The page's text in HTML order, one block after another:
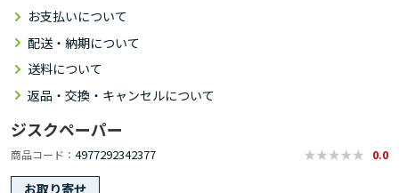
お支払いについて
配送・納期について
送料について
返品・交換・キャンセルについて
ジスクペーパー
商品コード 4977292342377 0.0
お取り寄せ